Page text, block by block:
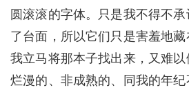
圆滚滚的字体。只是我不得不
了台面，所以它们只是害羞地
我立马将那本子找出来，又难
烂漫的、非成熟的、同我的年